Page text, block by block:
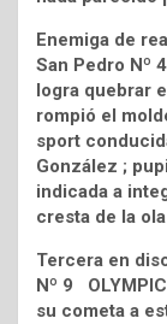
Enemiga de
San Pedro Nº
logra quebrar
rompió el
sport
González ;
indicada a
cresta de la
Tercera en
Nº 9
su cometa a